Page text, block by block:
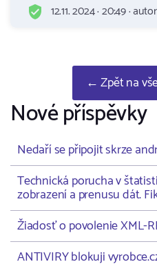
12.11. 2024 · 20:49 ·
← Zpět na
Nové příspěvky
Nedaří se připojit skrze
Technická porucha v
zobrazení a prenusu dát.
Žiadosť o povolenie XML-
ANTIVIRY blokuji